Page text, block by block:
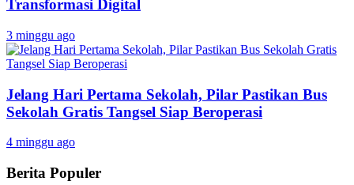
Transformasi Digital
3 minggu ago
Jelang Hari Pertama Sekolah, Pilar Pastikan Bus
Sekolah Gratis Tangsel Siap Beroperasi
4 minggu ago
Berita Populer